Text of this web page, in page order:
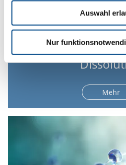
Auswahl
Nur
Mehr